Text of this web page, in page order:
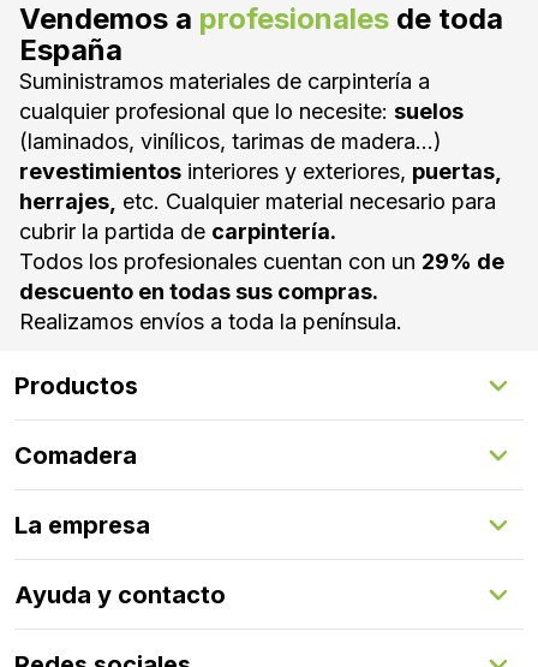
Vendemos a profesionales de toda
España
Suministramos materiales de carpintería a
cualquier profesional que lo necesite: suelos
(laminados, vinílicos, tarimas de madera...)
revestimientos interiores y exteriores, puertas,
herrajes, etc. Cualquier material necesario para
cubrir la partida de carpintería.
Todos los profesionales cuentan con un 29% de
descuento en todas sus compras.
Realizamos envíos a toda la península.
Productos
Suelos Exteriores
Revestimientos Exteriores
Revestimientos Interiores
Puertas
Herrajes
Comadera
Gestión de servicios
Comadera Connect™
La empresa
Programa de fidelización
Ayuda y contacto